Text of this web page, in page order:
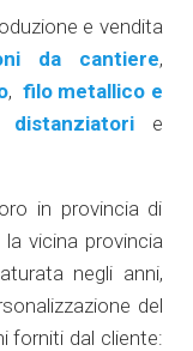
e vendita
da cantiere,
, filo metallico e
distanziatorie
in provincia di
vicina provincia
negli anni,
del
forniti dal cliente: